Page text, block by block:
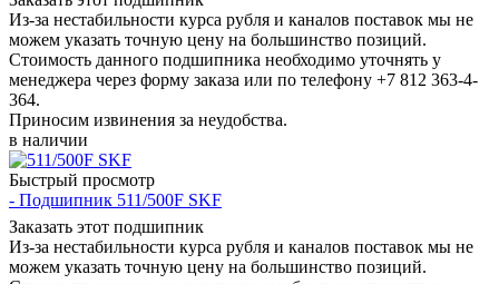
Из-за нестабильности курса рубля и каналов поставок мы не
можем указать точную цену на большинство позиций.
Стоимость данного подшипника необходимо уточнять у
менеджера через форму заказа или по телефону +7 812 363-4-
364.
Приносим извинения за неудобства.
в наличии
Быстрый просмотр
- Подшипник 511/500F SKF
Заказать этот подшипник
Из-за нестабильности курса рубля и каналов поставок мы не
можем указать точную цену на большинство позиций.